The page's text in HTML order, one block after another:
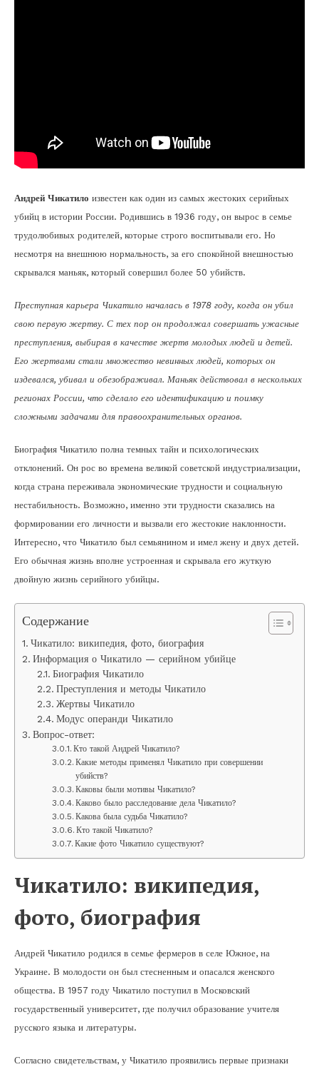
Андрей Чикатило известен как один из самых жестоких серийных
убийц в истории России. Родившись в 1936 году, он вырос в семье
трудолюбивых родителей, которые строго воспитывали его. Но
несмотря на внешнюю нормальность, за его спокойной внешностью
скрывался маньяк, который совершил более 50 убийств.
Преступная карьера Чикатило началась в 1978 году, когда он убил
свою первую жертву. С тех пор он продолжал совершать ужасные
преступления, выбирая в качестве жертв молодых людей и детей.
Его жертвами стали множество невинных людей, которых он
издевался, убивал и обезображивал. Маньяк действовал в нескольких
регионах России, что сделало его идентификацию и поимку
сложными задачами для правоохранительных органов.
Биография Чикатило полна темных тайн и психологических
отклонений. Он рос во времена великой советской индустриализации,
когда страна переживала экономические трудности и социальную
нестабильность. Возможно, именно эти трудности сказались на
формировании его личности и вызвали его жестокие наклонности.
Интересно, что Чикатило был семьянином и имел жену и двух детей.
Его обычная жизнь вполне устроенная и скрывала его жуткую
двойную жизнь серийного убийцы.
Содержание
Чикатило: википедия, фото, биография
Информация о Чикатило — серийном убийце
Биография Чикатило
Преступления и методы Чикатило
Жертвы Чикатило
Модус операнди Чикатило
Вопрос-ответ:
Кто такой Андрей Чикатило?
Какие методы применял Чикатило при совершении
убийств?
Каковы были мотивы Чикатило?
Каково было расследование дела Чикатило?
Какова была судьба Чикатило?
Кто такой Чикатило?
Какие фото Чикатило существуют?
Чикатило: википедия,
фото, биография
Андрей Чикатило родился в семье фермеров в селе Южное, на
Украине. В молодости он был стесненным и опасался женского
общества. В 1957 году Чикатило поступил в Московский
государственный университет, где получил образование учителя
русского языка и литературы.
Согласно свидетельствам, у Чикатило проявились первые признаки